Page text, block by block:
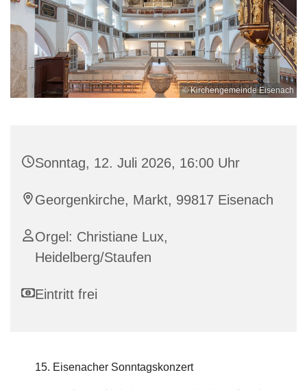
© Kirchengemeinde Eisenach
Sonntag, 12. Juli 2026, 16:00 Uhr
Georgenkirche, Markt, 99817 Eisenach
Orgel: Christiane Lux,
Heidelberg/Staufen
Eintritt frei
15. Eisenacher Sonntagskonzert